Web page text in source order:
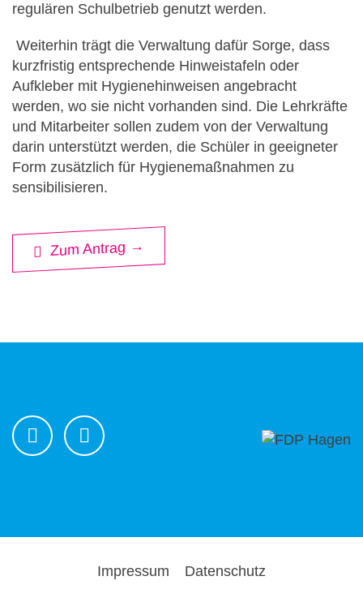
regulären Schulbetrieb genutzt werden.
Weiterhin trägt die Verwaltung dafür Sorge, dass
kurzfristig entsprechende Hinweistafeln oder
Aufkleber mit Hygienehinweisen angebracht
werden, wo sie nicht vorhanden sind. Die Lehrkräfte
und Mitarbeiter sollen zudem von der Verwaltung
darin unterstützt werden, die Schüler in geeigneter
Form zusätzlich für Hygienemaßnahmen zu
sensibilisieren.
Zum Antrag →
Impressum Datenschutz